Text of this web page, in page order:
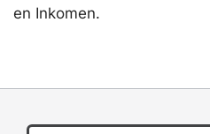
en Inkomen.